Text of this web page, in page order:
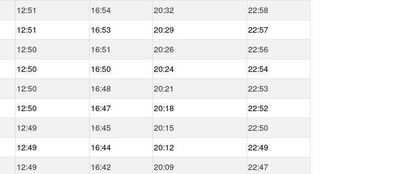
12:51 16:54 20:32
22:58
12:51 16:53 20:29
22:57
12:50 16:51 20:26
22:56
12:50 16:50 20:24
22:54
12:50 16:48 20:21
22:53
12:50 16:47 20:18
22:52
12:49 16:45 20:15
22:50
12:49 16:44 20:12
22:49
12:49 16:42 20:09
22:47